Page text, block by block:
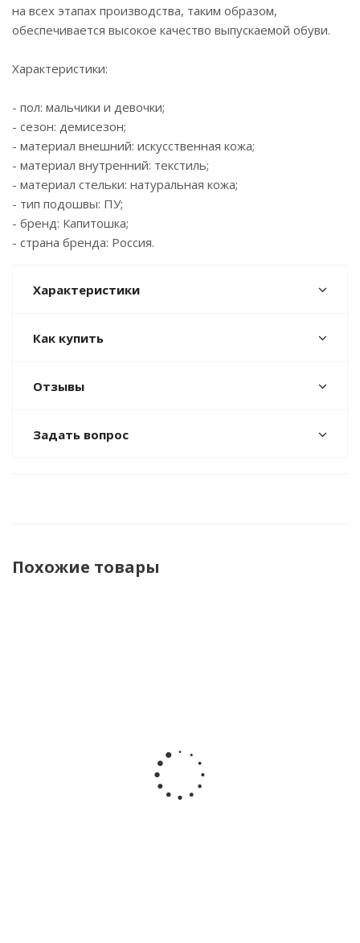
на всех этапах производства, таким образом,
обеспечивается высокое качество выпускаемой обуви.
Характеристики:
- пол: мальчики и девочки;
- сезон: демисезон;
- материал внешний: искусственная кожа;
- материал внутренний: текстиль;
- материал стельки: натуральная кожа;
- тип подошвы: ПУ;
- бренд: Капитошка;
- страна бренда: Россия.
Характеристики
Как купить
Отзывы
Задать вопрос
Похожие товары
Кроссовки
Baden
KPJ004-032
Кроссовки